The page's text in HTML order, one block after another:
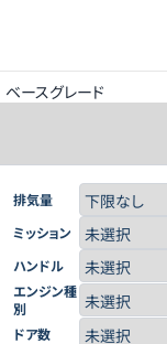
ベースグレード
排気量
ミッション
ハンドル
エンジン種
別
ドア数